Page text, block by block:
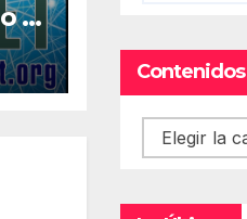
la
Contenidos
Contenidos